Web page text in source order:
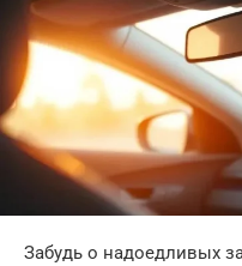
Забудь о надоедливых